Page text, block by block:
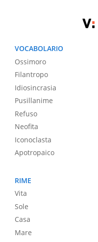
VOCABOLARIO
Ossimoro
Filantropo
Idiosincrasia
Pusillanime
Refuso
Neofita
Iconoclasta
Apotropaico
RIME
Vita
Sole
Casa
Mare